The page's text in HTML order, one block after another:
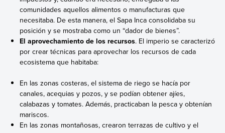
comunidades aquellos alimentos o manufacturas que
necesitaba. De esta manera, el Sapa Inca consolidaba su
posición y se mostraba como un “dador de bienes”.
El aprovechamiento de los recursos. El imperio se caracterizó
por crear técnicas para aprovechar los recursos de cada
ecosistema que habitaba:
En las zonas costeras, el sistema de riego se hacía por
canales, acequias y pozos, y se podían obtener ajíes,
calabazas y tomates. Además, practicaban la pesca y obtenían
mariscos.
En las zonas montañosas, crearon terrazas de cultivo y el